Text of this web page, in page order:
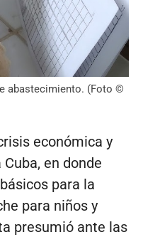
abastecimiento. (Foto ©
económica y
en donde
para la
para niños y
presumió ante las